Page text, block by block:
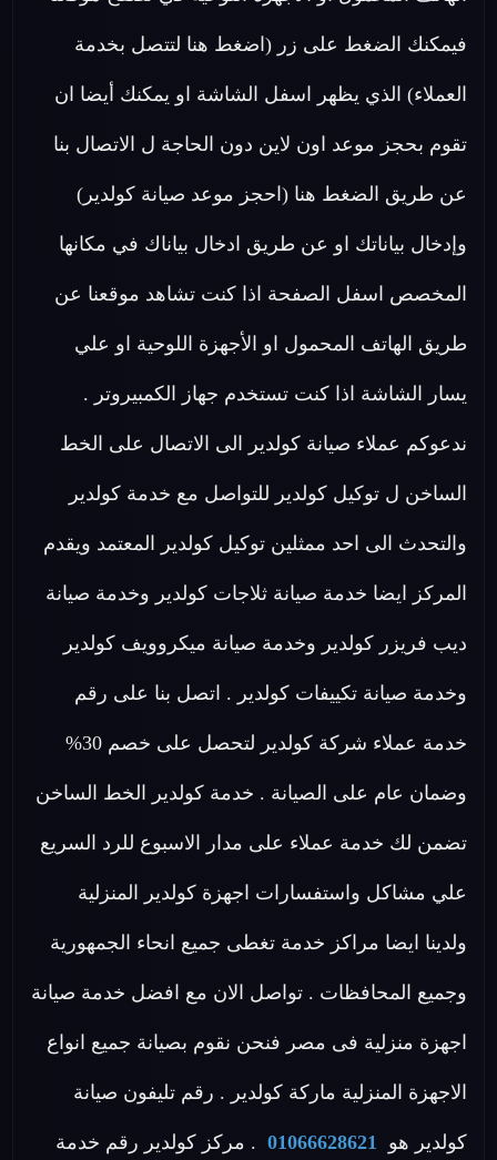
فيمكنك الضغط على زر (اضغط هنا لتتصل بخدمة
العملاء) الذي يظهر اسفل الشاشة او يمكنك أيضا ان
تقوم بحجز موعد اون لاين دون الحاجة ل الاتصال بنا
عن طريق الضغط هنا (احجز موعد صيانة كولدير)
وإدخال بياناتك او عن طريق ادخال بياناك في مكانها
المخصص اسفل الصفحة اذا كنت تشاهد موقعنا عن
طريق الهاتف المحمول او الأجهزة اللوحية او علي
يسار الشاشة اذا كنت تستخدم جهاز الكمبيروتر .
ندعوكم عملاء صيانة كولدير الى الاتصال على الخط
الساخن ل توكيل كولدير للتواصل مع خدمة كولدير
والتحدث الى احد ممثلين توكيل كولدير المعتمد ويقدم
المركز ايضا خدمة صيانة ثلاجات كولدير وخدمة صيانة
ديب فريزر كولدير وخدمة صيانة ميكروويف كولدير
وخدمة صيانة تكييفات كولدير . اتصل بنا على رقم
خدمة عملاء شركة كولدير لتحصل على خصم 30%
وضمان عام على الصيانة . خدمة كولدير الخط الساخن
تضمن لك خدمة عملاء على مدار الاسبوع للرد السريع
علي مشاكل واستفسارات اجهزة كولدير المنزلية
ولدينا ايضا مراكز خدمة تغطى جميع انحاء الجمهورية
وجميع المحافظات . تواصل الان مع افضل خدمة صيانة
اجهزة منزلية فى مصر فنحن نقوم بصيانة جميع انواع
الاجهزة المنزلية ماركة كولدير . رقم تليفون صيانة
كولدير هو 01066628621 . مركز كولدير رقم خدمة